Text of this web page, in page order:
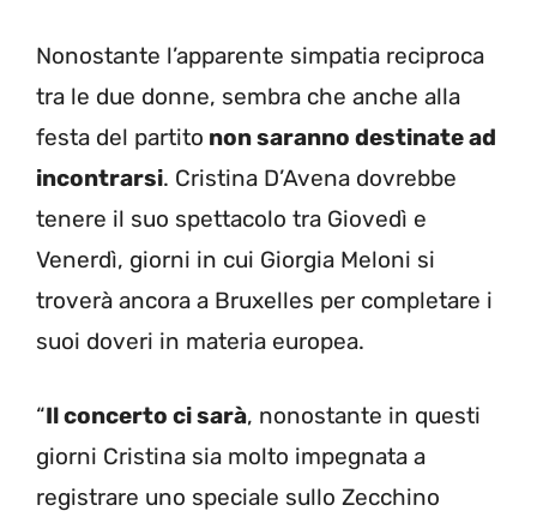
Nonostante l’apparente simpatia reciproca
tra le due donne, sembra che anche alla
festa del partito non saranno destinate ad
incontrarsi. Cristina D’Avena dovrebbe
tenere il suo spettacolo tra Giovedì e
Venerdì, giorni in cui Giorgia Meloni si
troverà ancora a Bruxelles per completare i
suoi doveri in materia europea.
“Il concerto ci sarà, nonostante in questi
giorni Cristina sia molto impegnata a
registrare uno speciale sullo Zecchino